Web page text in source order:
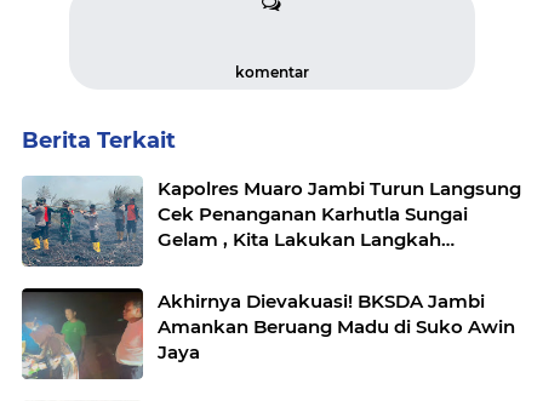
komentar
Berita Terkait
Kapolres Muaro Jambi Turun Langsung
Cek Penanganan Karhutla Sungai
Gelam , Kita Lakukan Langkah
Akhirnya Dievakuasi! BKSDA Jambi
Amankan Beruang Madu di Suko Awin
Jaya